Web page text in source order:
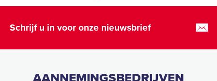
Schrijf u in voor onze nieuwsbrief
AANNEMINGSBEDRIJVEN